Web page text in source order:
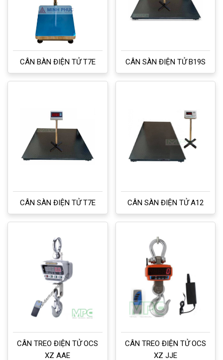
CÂN BÀN ĐIỆN TỬ T7E CÂN SÀN ĐIỆN TỬ B19S
CÂN SÀN ĐIỆN TỬ T7E CÂN SÀN ĐIỆN TỬ A12
CÂN TREO ĐIỆN TỬ OCS
XZ AAE
CÂN TREO ĐIỆN TỬ OCS
XZ JJE